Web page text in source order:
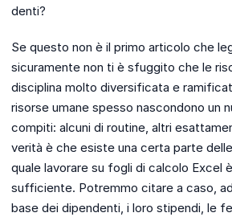
denti?
Se questo non è il primo articolo che
sicuramente non ti è sfuggito che le
disciplina molto diversificata e
risorse umane spesso nascondono un
compiti: alcuni di routine, altri
verità è che esiste una certa parte
quale lavorare su fogli di calcolo Excel
sufficiente. Potremmo citare a caso,
base dei dipendenti, i loro stipendi, le